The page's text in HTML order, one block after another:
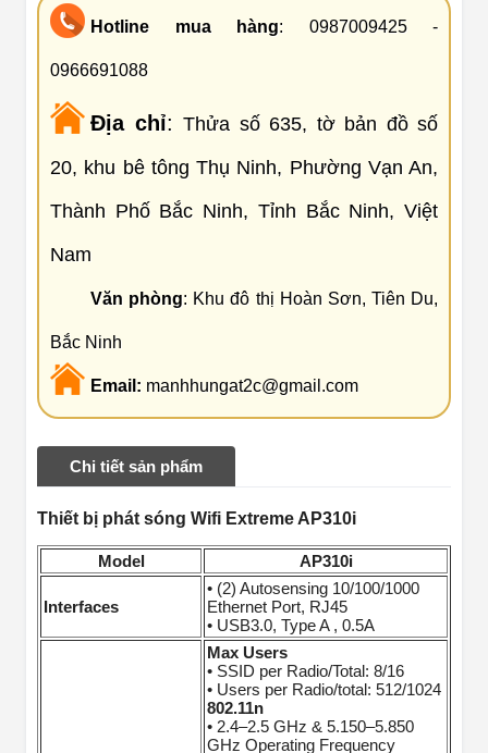
Hotline mua hàng: 0987009425 -
0966691088
Địa chỉ: Thửa số 635, tờ bản đồ số
20, khu bê tông Thụ Ninh, Phường Vạn An,
Thành Phố Bắc Ninh, Tỉnh Bắc Ninh, Việt
Nam
Văn phòng: Khu đô thị Hoàn Sơn, Tiên Du,
Bắc Ninh
Email: manhhungat2c@gmail.com
Chi tiết sản phẩm
Thiết bị phát sóng Wifi Extreme AP310i
Model AP310i
Interfaces
• (2) Autosensing 10/100/1000
Ethernet Port, RJ45
• USB3.0, Type A , 0.5A
Max Users
• SSID per Radio/Total: 8/16
• Users per Radio/total: 512/1024
802.11n
• 2.4–2.5 GHz & 5.150–5.850
GHz Operating Frequency